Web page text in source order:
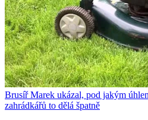
Brusíř Marek ukázal, pod jakým
zahrádkářů to dělá špatně